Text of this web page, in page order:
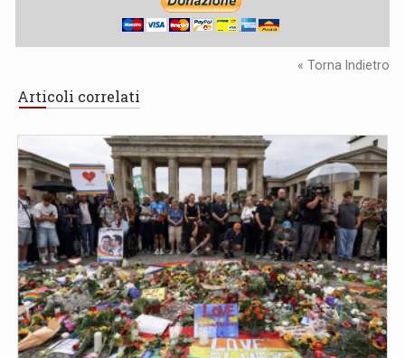
« Torna Indietro
Articoli correlati